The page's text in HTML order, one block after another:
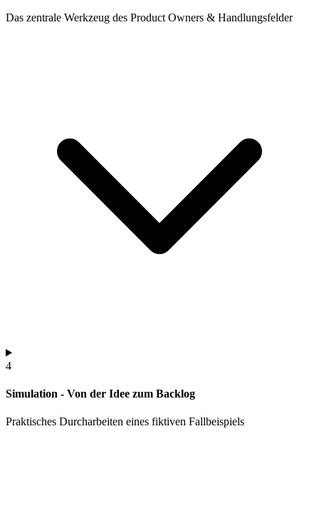
Das zentrale Werkzeug des Product Owners & Handlungsfelder
4
Simulation - Von der Idee zum Backlog
Praktisches Durcharbeiten eines fiktiven Fallbeispiels